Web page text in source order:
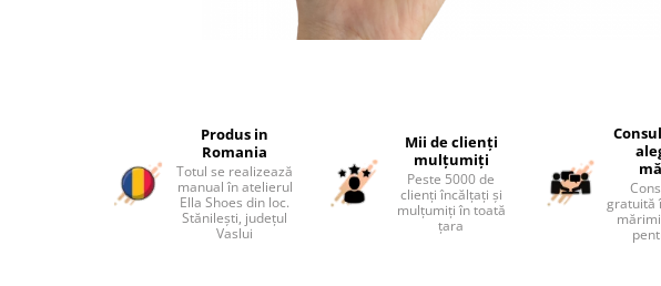
Produs in
Romania
Totul se realizează
manual în atelierul
Ella Shoes din loc.
Stănilești, județul
Vaslui
Mii de clienți
mulțumiți
Peste 5000 de
clienți încălțați și
mulțumiți în toată
țara
gratuită